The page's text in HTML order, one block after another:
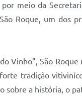
meio da
Roque, um dos
Vinho”, São
tradição
sobre a história, o